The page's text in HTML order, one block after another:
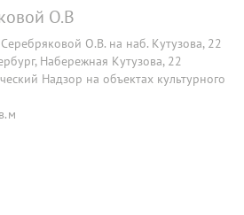
О.В
О.В. на наб. Кутузова, 22
Набережная Кутузова, 22
Надзор на объектах культурного